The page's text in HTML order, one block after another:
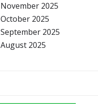
November 2025
October 2025
September 2025
August 2025